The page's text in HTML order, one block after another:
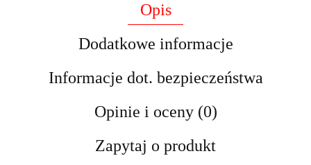
Opis
Dodatkowe informacje
Informacje dot. bezpieczeństwa
Opinie i oceny (0)
Zapytaj o produkt